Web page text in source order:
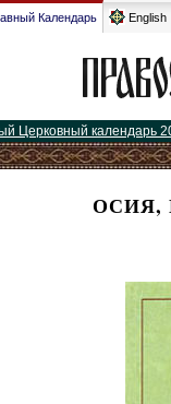
Календарь English
Церковный календарь
ОСИЯ,